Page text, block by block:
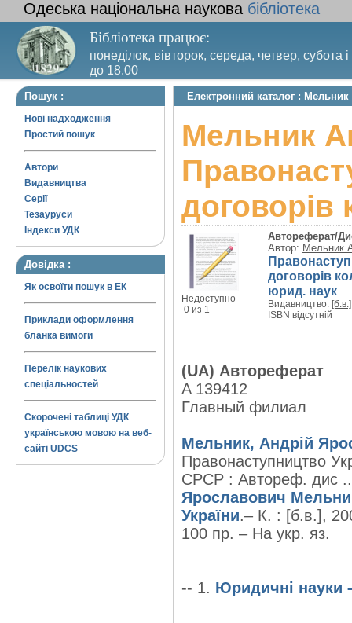
Одеська національна наукова бібліотека
Бібліотека працює:
понеділок, вівторок, середа, четвер, субота
до 18.00
Вихідний день – п’ятниця. Останній четвер
Пошук :
Нові надходження
Простий пошук
Автори
Видавництва
Серії
Тезауруси
Індекси УДК
Довідка :
Як освоїти пошук в ЕК
Приклади оформлення
бланка вимоги
Перелік наукових
спеціальностей
Скорочені таблиці УДК
українською мовою на веб-
сайті UDCS
Електронний каталог :
Мельник
Недоступно
0 из 1
Автореферат/
Автор: Мельник
договорів
юрид. наук
Видавництво: [б.в.]
ISBN відсутній
(UA) Автореферат
A 139412
Главный филиал
Мельник, Андрій
Правонаступництво
СРСР : Автореф. дис
Ярославович
України.– К. : [б.в.],
100 пр. – На укр. яз.
-- 1. Юридичні науки